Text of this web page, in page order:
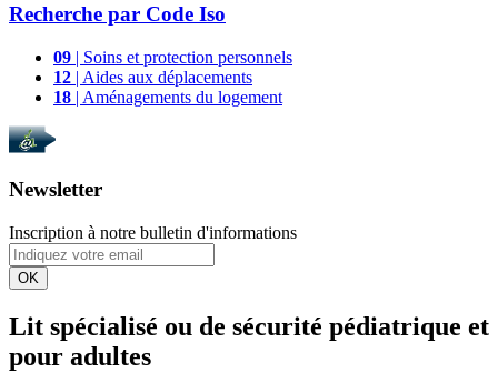
Recherche par Code Iso
09 | Soins et protection personnels
12 | Aides aux déplacements
18 | Aménagements du logement
Newsletter
Inscription à notre bulletin d'informations
OK
Lit spécialisé ou de sécurité pédiatrique et
pour adultes